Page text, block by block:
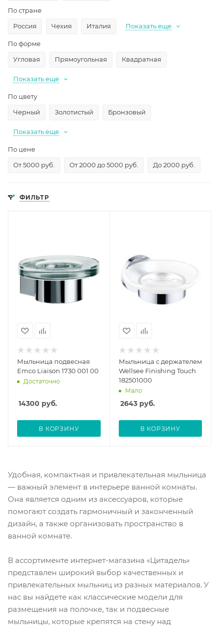
По стране
Россия
Чехия Италия Показать еще
По форме
Угловая
Прямоугольная Квадратная
Показать еще
По цвету
Черный
Золотистый Бронзовый
Показать еще
По цене
От 5000 руб.
От 2000 до 5000 руб. До 2000 руб.
ФИЛЬТР
Мыльница подвесная
Emco Liaison 1730 001 00
Достаточно
14300 руб.
В КОРЗИНУ
Мыльница с держателем
Wellsee Finishing Touch
182501000
Мало
2643руб.
В КОРЗИНУ
Удобная, компактная и привлекательная мыльница
— важный элемент в интерьере ванной комнаты.
Она является одним из аксессуаров, которые
помогают создать гармоничный и законченный
дизайн, а также организовать пространство в
ванной комнате.
В ассортименте интернет-магазина «Цитадель»
представлен широкий выбор качественных и
привлекательных мыльниц из разных материалов. У
нас вы найдете как классические модели для
размещения на полочке, так и подвесные
мыльницы, которые крепятся на стену над